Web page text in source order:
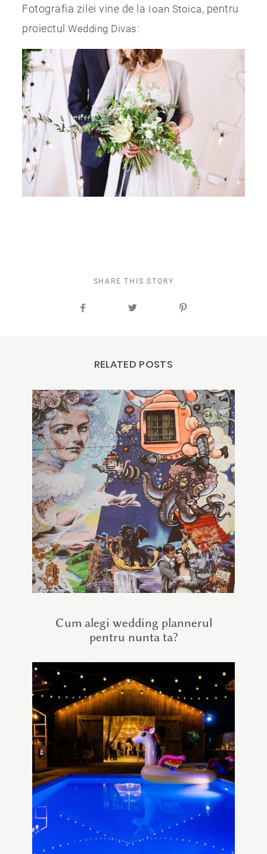
Fotografia zilei vine de la Ioan Stoica, pentru
proiectulWedding Divas:
SHARE THIS STORY
RELATED POSTS
Cum alegi wedding plannerul
pentru nunta ta?